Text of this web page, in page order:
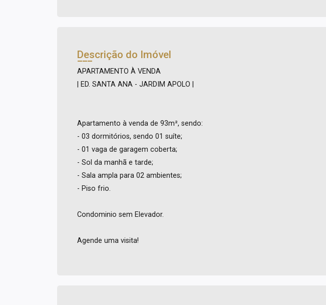
Descrição do Imóvel
APARTAMENTO À VENDA
| ED. SANTA ANA - JARDIM APOLO |
Apartamento à venda de 93m², sendo:
- 03 dormitórios, sendo 01 suíte;
- 01 vaga de garagem coberta;
- Sol da manhã e tarde;
- Sala ampla para 02 ambientes;
- Piso frio.
Condominio sem Elevador.
Agende uma visita!